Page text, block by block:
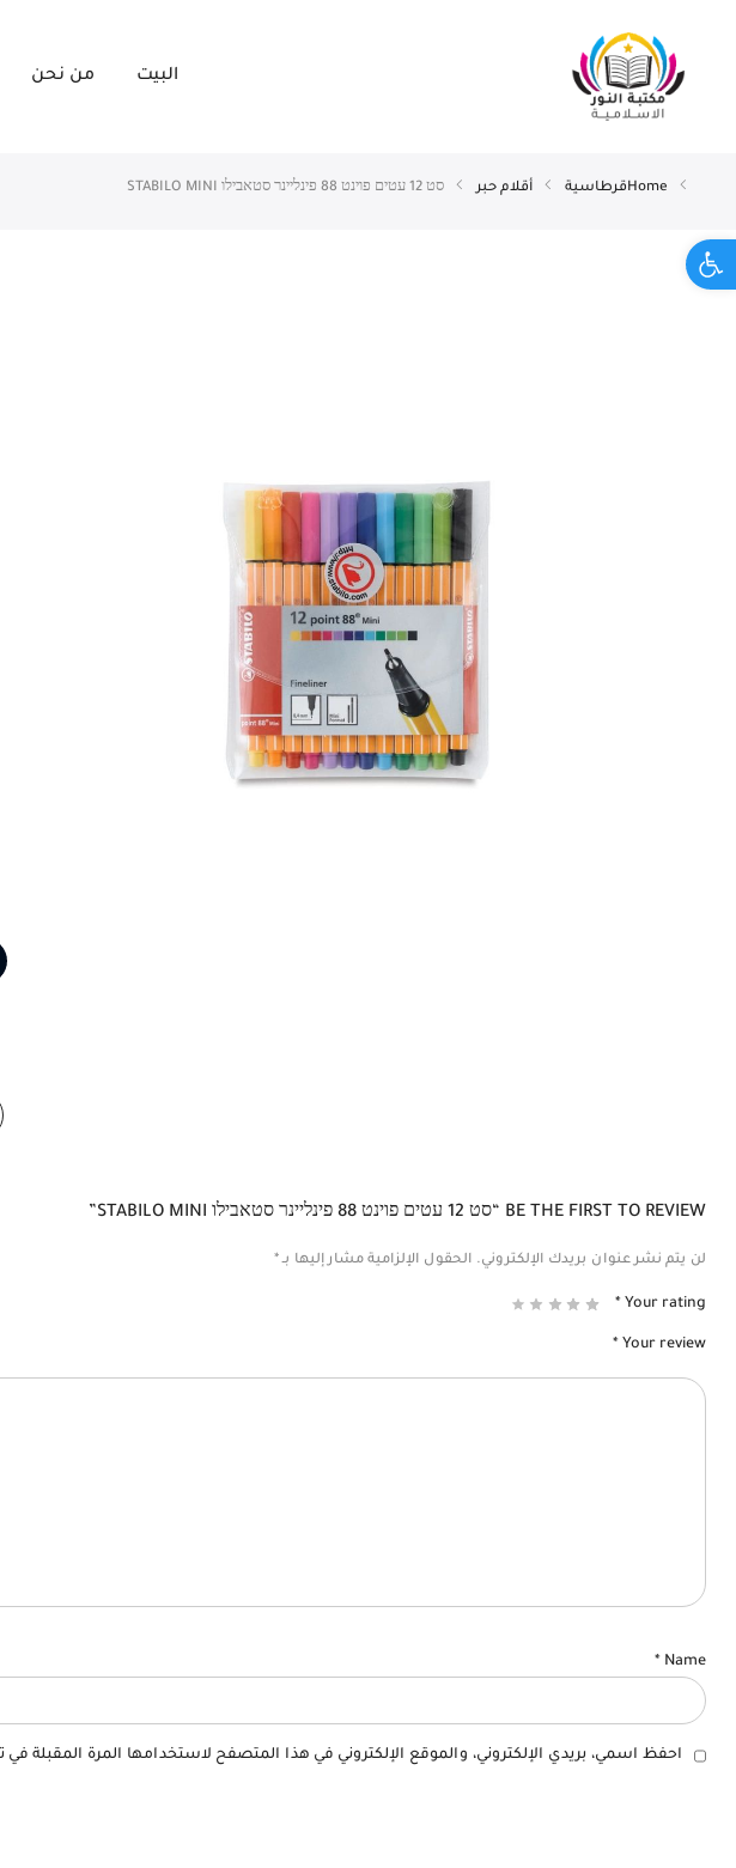
Open toolbar
البيت من نحن
Homeقرطاسية أقلام حبر סט 12 עטים פוינט 88 פינליינר סטאבילו STABILO MINI
BE THE FIRST TO REVIEW “סט 12 עטים פוינט 88 פינליינר סטאבילו STABILO MINI”
لن يتم نشر عنوان بريدك الإلكتروني. الحقول الإلزامية مشار إليها بـ*
Your rating
*
Your review
*
Name
*
احفظ اسمي، بريدي الإلكتروني، والموقع الإلكتروني في هذا المتصفح لاستخدامها المرة المقبلة في